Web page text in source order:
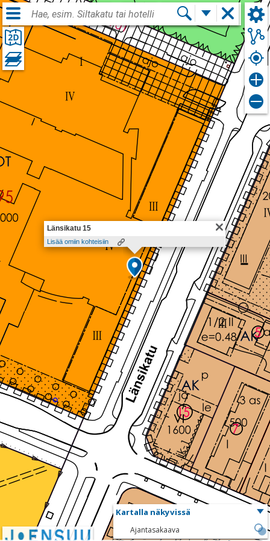
Länsikatu 15
Lisää omiin kohteisiin
Kirjaudu sisään
FIN
Kartalla näkyvissä
Ajantasakaava